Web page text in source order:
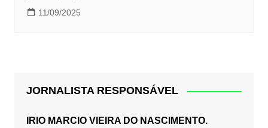
11/09/2025
JORNALISTA RESPONSÁVEL
IRIO MARCIO VIEIRA DO NASCIMENTO.